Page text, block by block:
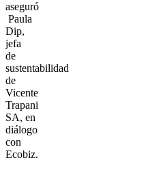
aseguró
Paula
Dip,
jefa
de
sustentabilidad
de
Vicente
Trapani
SA, en
diálogo
con
Ecobiz.